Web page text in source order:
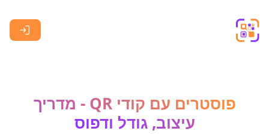
פוסטרים עם קודי QR - מדריך
עיצוב, גודל ודפוס